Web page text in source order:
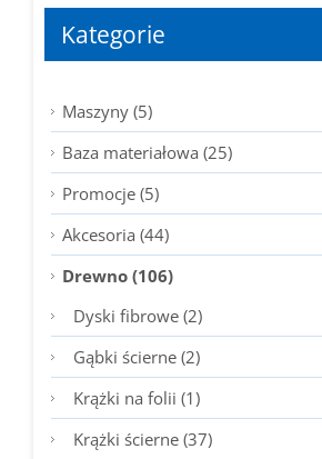
Kategorie
Maszyny (5)
Baza materiałowa (25)
Promocje (5)
Akcesoria (44)
Drewno (106)
Dyski fibrowe (2)
Gąbki ścierne (2)
Krążki na folii (1)
Krążki ścierne (37)